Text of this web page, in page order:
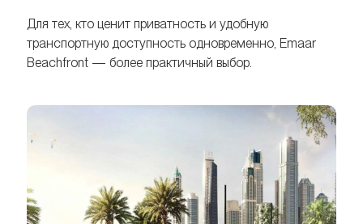
Для тех, кто ценит приватность и удобную
транспортную доступность одновременно, Emaar
Beachfront — более практичный выбор.